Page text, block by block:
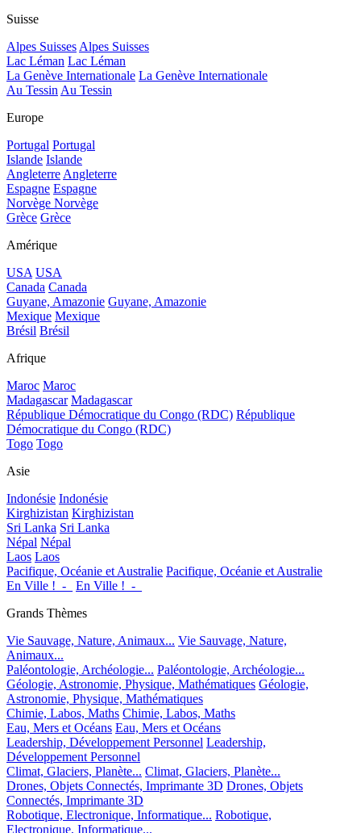
Suisse
Alpes SuissesAlpes Suisses
Lac Léman Lac Léman
La Genève Internationale La Genève Internationale
Au TessinAu Tessin
Europe
Portugal Portugal
Islande Islande
AngleterreAngleterre
Espagne Espagne
Norvège Norvège
Grèce Grèce
Amérique
USA USA
Canada Canada
Guyane, Amazonie Guyane, Amazonie
Mexique Mexique
Brésil Brésil
Afrique
Maroc Maroc
Madagascar Madagascar
République Démocratique du Congo (RDC) République
Démocratique du Congo (RDC)
Togo Togo
Asie
Indonésie Indonésie
Kirghizistan Kirghizistan
Sri Lanka Sri Lanka
Népal Népal
Laos Laos
Pacifique, Océanie et Australie Pacifique, Océanie et Australie
En Ville !_-_
En Ville !_-_
Grands Thèmes
Vie Sauvage, Nature, Animaux... Vie Sauvage, Nature,
Animaux...
Paléontologie, Archéologie... Paléontologie, Archéologie...
Géologie, Astronomie, Physique, Mathématiques Géologie,
Astronomie, Physique, Mathématiques
Chimie, Labos, Maths Chimie, Labos, Maths
Eau, Mers et Océans Eau, Mers et Océans
Leadership, Développement Personnel Leadership,
Développement Personnel
Climat, Glaciers, Planète... Climat, Glaciers, Planète...
Drones, Objets Connectés, Imprimante 3D Drones, Objets
Connectés, Imprimante 3D
Robotique, Electronique, Informatique... Robotique,
Electronique, Informatique...